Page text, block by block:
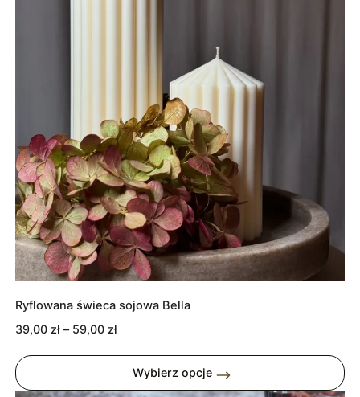
Ryflowana świeca sojowa Bella
39,00 zł – 59,00 złZakres
Wybierz opcje